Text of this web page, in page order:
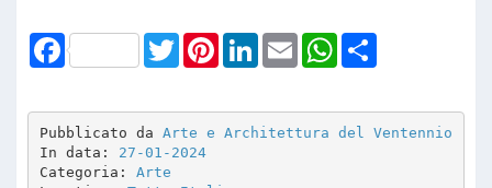
Facebook TwitterPinterestLinkedInEmail WhatsApp
Pubblicato da Arte e Architettura del Ventennio
In data: 27-01-2024
Categoria: Arte